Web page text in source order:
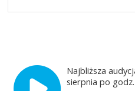
Najbliższa
sierpnia po